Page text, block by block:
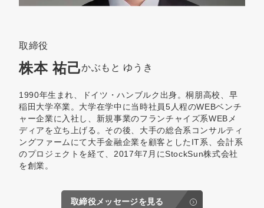
取締役
株本 祐己かぶもと ゆうき
1990年生まれ、ドイツ・ハンブルク出身。桐朋高校、早
稲田大学卒業。大学在学中に当時社員5人程のWEBベンチ
ャー企業に入社し、新規事業のフランチャイズ系WEBメ
ディアを立ち上げる。その後、大手の総合系コンサルティ
ングファームにて大手金融企業を顧客としたIT系、会計系
のプロジェクトを経て、2017年7月にStockSun株式会社
を創業。
取締役メッセージを見る